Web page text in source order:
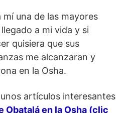
mí una de las mayores
a mi vida y si
quisiera que sus
me alcanzaran y
en la Osha.
artículos interesantes
Obatalá en la Osha (clic